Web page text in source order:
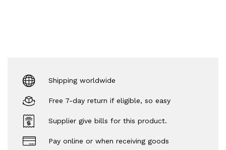
Shipping worldwide
Free 7-day return if eligible, so easy
Supplier give bills for this product.
Pay online or when receiving goods